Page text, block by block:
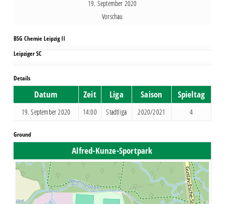
19. September 2020
Vorschau
BSG Chemie Leipzig II
Leipziger SC
Details
Datum Zeit Liga Saison Spieltag
19. September 2020 14:00 Stadtliga 2020/2021 4
Ground
Alfred-Kunze-Sportpark